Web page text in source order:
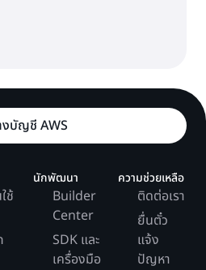
งบัญชี AWS
ช้
นักพัฒนา
Builder
Center
SDK และ
เครื่องมือ
ความช่วยเหลือ
ติดต่อเรา
ยื่นตั๋ว
แจ้ง
ปัญหา